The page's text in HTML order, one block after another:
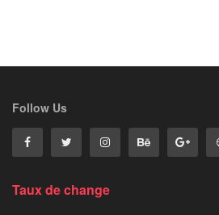
Follow Us
Taux de change